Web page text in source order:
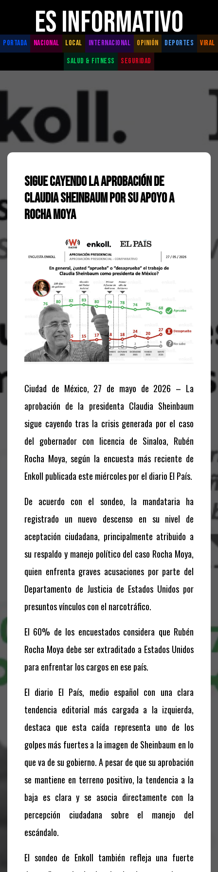
ES INFORMATIVO
PORTADA NACIONAL LOCAL INTERNACIONAL OPINIÓN DEPORTES
VIRAL
SALUD & FITNESS
SEGURIDAD
Sigue cayendo la aprobación de
Claudia Sheinbaum por su apoyo a
Rocha Moya
Ciudad de México, 27 de mayo de 2026 – La
aprobación de la presidenta Claudia Sheinbaum
sigue cayendo tras la crisis generada por el caso
del gobernador con licencia de Sinaloa, Rubén
Rocha Moya, según la encuesta más reciente de
Enkoll publicada este miércoles por el diario El País.
De acuerdo con el sondeo, la mandataria ha
registrado un nuevo descenso en su nivel de
aceptación ciudadana, principalmente atribuido a
su respaldo y manejo político del caso Rocha Moya,
quien enfrenta graves acusaciones por parte del
Departamento de Justicia de Estados Unidos por
presuntos vínculos con el narcotráfico.
El 60% de los encuestados considera que Rubén
Rocha Moya debe ser extraditado a Estados Unidos
para enfrentar los cargos en ese país.
El diario El País, medio español con una clara
tendencia editorial más cargada a la izquierda,
destaca que esta caída representa uno de los
golpes más fuertes a la imagen de Sheinbaum en lo
que va de su gobierno. A pesar de que su aprobación
se mantiene en terreno positivo, la tendencia a la
baja es clara y se asocia directamente con la
percepción ciudadana sobre el manejo del
escándalo.
El sondeo de Enkoll también refleja una fuerte